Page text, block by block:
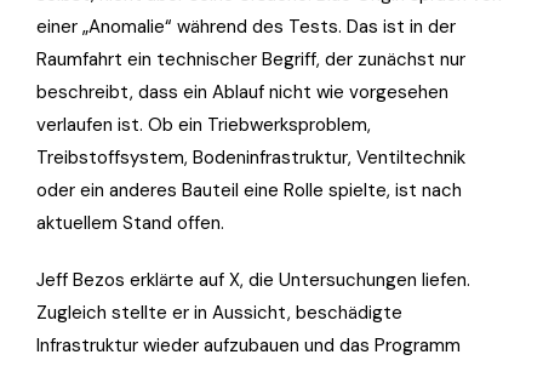
einer „Anomalie“ während des Tests. Das ist in der
Raumfahrt ein technischer Begriff, der zunächst nur
beschreibt, dass ein Ablauf nicht wie vorgesehen
verlaufen ist. Ob ein Triebwerksproblem,
Treibstoffsystem, Bodeninfrastruktur, Ventiltechnik
oder ein anderes Bauteil eine Rolle spielte, ist nach
aktuellem Stand offen.
Jeff Bezos erklärte auf X, die Untersuchungen liefen.
Zugleich stellte er in Aussicht, beschädigte
Infrastruktur wieder aufzubauen und das Programm